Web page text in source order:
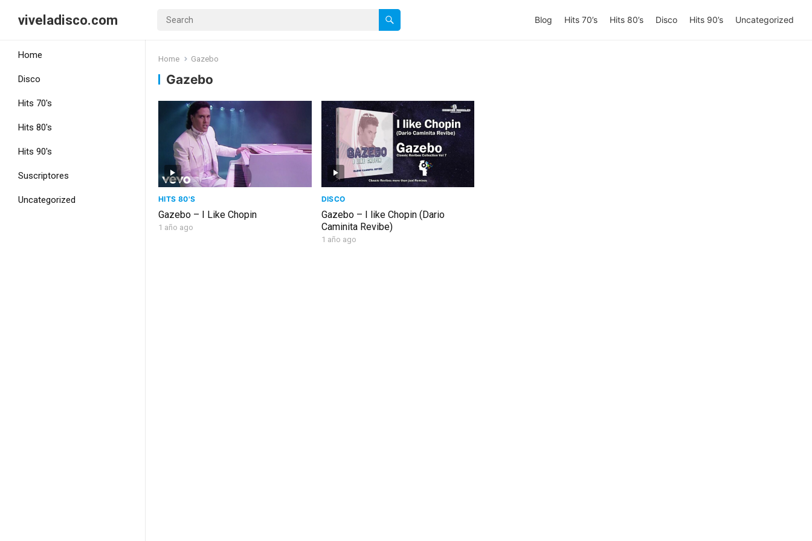
viveladisco.com Blog Hits 70’s Hits 80’s Disco Hits 90’s Uncategorized
Home
Disco
Hits 70's
Hits 80's
Hits 90's
Suscriptores
Uncategorized
Home Gazebo
Gazebo
HITS 80'S
Gazebo – I Like Chopin
1 año ago
DISCO
Gazebo – I like Chopin (Dario
Caminita Revibe)
1 año ago